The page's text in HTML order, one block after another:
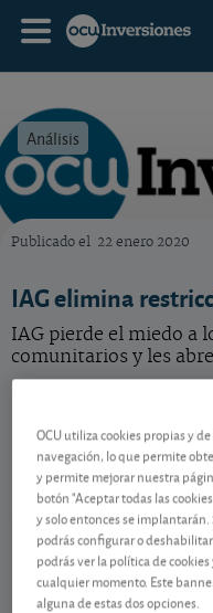
Análisis
Publicado el 22 enero 2020
IAG elimina
IAG pierde el miedo a
comunitarios y les
ES0177542018
07/08/2026 Madrid
La cotización sube ya
acumula un +22,6%
OCU utiliza cookies propias y
navegación, lo que permite
y permite mejorar nuestra
botón "Aceptar todas las
y solo entonces se
podrás configurar o
podrás ver la política de
cualquier momento. Este
alguna de estas dos opciones.